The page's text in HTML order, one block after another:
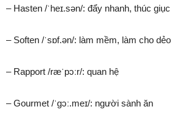
– Hasten /ˈheɪ.sən/: đẩy nhanh, thúc giục
– Soften /ˈsɒf.ən/: làm mềm, làm cho dẻo
– Rapport /ræˈpɔːr/: quan hệ
– Gourmet /ˈɡɔː.meɪ/: người sành ăn